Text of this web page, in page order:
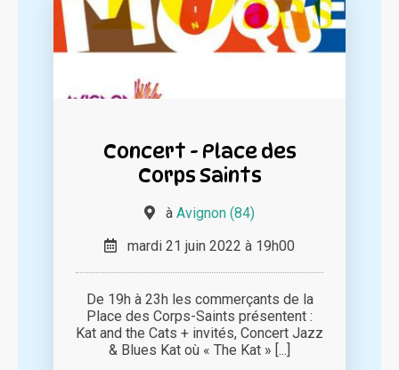
Concert - Place des
Corps Saints
à Avignon (84)
mardi 21 juin 2022 à 19h00
De 19h à 23h les commerçants de la
Place des Corps-Saints présentent :
Kat and the Cats + invités, Concert Jazz
& Blues Kat où « The Kat » [...]